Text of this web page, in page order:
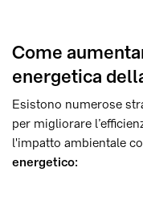
Come
energetica
Esistono numerose
per migliorare
l'impatto ambientale
energetico: